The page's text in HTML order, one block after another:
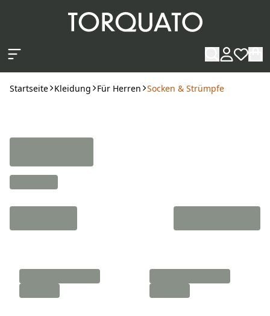
Startseite Kleidung Für Herren Socken & Strümpfe